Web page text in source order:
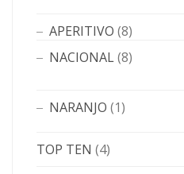
APERITIVO (8)
NACIONAL(8)
NARANJO (1)
TOP TEN (4)